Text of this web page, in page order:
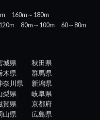
160m～180m
80m～100m
60～80m
城県
秋田県
木県
群馬県
奈川県
新潟県
梨県
岐阜県
賀県
京都府
山県
広島県